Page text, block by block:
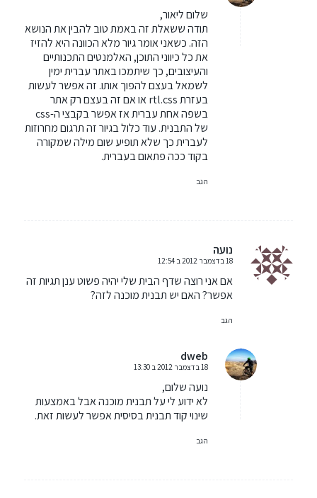
שלום ליאור,
תודה ששאלת זה באמת טוב להבין את הנושא
הזה. כשאני אומר גיור מלא הכוונה היא להזיז
את כל כיווני התוכן, האלמנטים התכנותיים
והעיצובים, כך שיתמכו באתר עברית ימין
לשמאל בעצם להפוך אותו. זה אפשר לעשות
בעזרת rtl.css או אם זה בעצם רק אתר
בשפה אחת עברית אז אפשר בקבצי ה-css
של התבנית. עוד כלול בגיור זה תרגום מחרוזות
לעברית כך שלא תופיע שום מילה שמקורה
בקוד ככה פתאום בעברית.
הגב
נועה
אומר:
18 בדצמבר 2012 ב 12:54
אם אני רוצה שדף הבית שלי יהיה פשוט ענן תגיות זה
אפשר? האם יש תבנית מוכנה לזה?
הגב
dweb
אומר:
18 בדצמבר 2012 ב 13:30
נועה שלום,
לא ידוע לי על תבנית מוכנה אבל באמצעות
שינוי קוד תבנית בסיסית אפשר לעשות זאת.
הגב